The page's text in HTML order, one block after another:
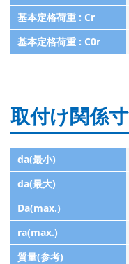
基本定格荷重 : Cr
基本定格荷重 : C0r
取付け関係
da(最小)
da(最大)
Da(max.)
ra(max.)
質量(参考)